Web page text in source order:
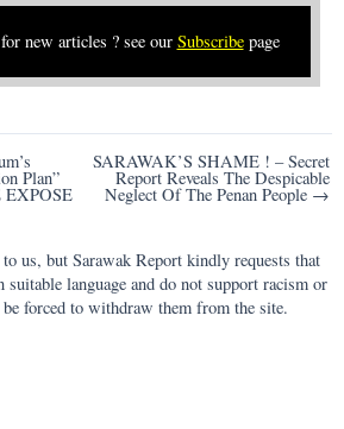
new articles ? see our Subscribepage
Plan”
EXPOSE
SARAWAK’S SHAME ! – Secret
Report Reveals The Despicable
Neglect Of The Penan People →
us, but Sarawak Report kindly requests that
suitable language and do not support racism or
forced to withdraw them from the site.